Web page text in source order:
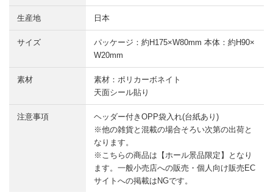
生産地 日本
サイズ
パッケージ：約H175×W80mm 本体：約H90×
W20mm
素材
素材：ポリカーボネイト
天面シール貼り
注意事項
ヘッダー付きOPP袋入れ(台紙あり)
※他の雑貨と混載の場合そろい次第の出荷と
なります。
※こちらの商品は【ホール景品限定】となり
ます。一般小売店への販売・個人向け販売EC
サイトへの掲載はNGです。